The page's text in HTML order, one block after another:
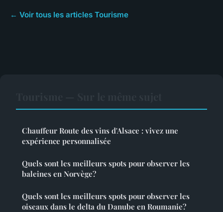
← Voir tous les articles Tourisme
Chauffeur Route des vins d'Alsace : vivez une
expérience personnalisée
Quels sont les meilleurs spots pour observer les
baleines en Norvège?
Quels sont les meilleurs spots pour observer les
oiseaux dans le delta du Danube en Roumanie?